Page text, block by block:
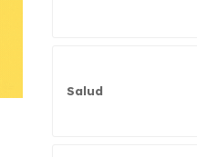
Salud